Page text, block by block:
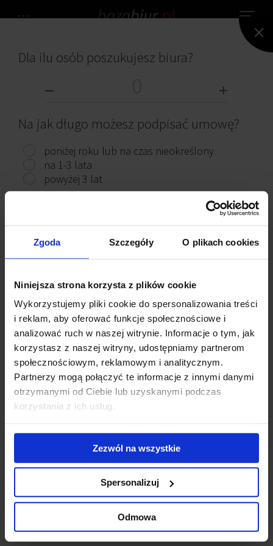
Zgoda Szczegóły O plikach cookies
Niniejsza strona korzysta z plików cookie
Wykorzystujemy pliki cookie do spersonalizowania treści
i reklam, aby oferować funkcje społecznościowe i
analizować ruch w naszej witrynie. Informacje o tym, jak
korzystasz z naszej witryny, udostępniamy partnerom
społecznościowym, reklamowym i analitycznym.
Partnerzy mogą połączyć te informacje z innymi danymi
otrzymanymi od Ciebie lub uzyskanymi podczas
korzystania z ich usług.
Zezwól na wszystkie
Spersonalizuj
Odmowa
NIE ZNALEZIONO ŻADNEGO BIURA.
Przeczytaj ciekawe artykuły
Gigantyczny
kompleks
biurowo-
hotelowy na
finiszu budowy
Modernizacja
kompleksu Diuna
- nowe centrum
konferencyjne
otwarte
Skontaktuj się z nami
Jones Lang LaSalle Sp. z o.o.
Dla ilu osób poszukujesz biura?
Na jak długo możesz podpisać umowę?
poniżej roku lub na czas nieokreślony
na 1-3 lata
powyżej 3 lat